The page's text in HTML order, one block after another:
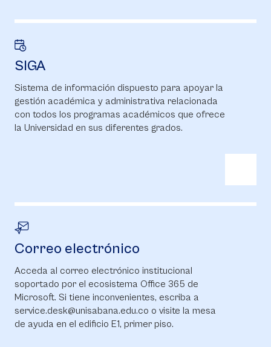
SIGA
Sistema de información dispuesto para apoyar la
gestión académica y administrativa relacionada
con todos los programas académicos que ofrece
la Universidad en sus diferentes grados.
Correo electrónico
Acceda al correo electrónico institucional
soportado por el ecosistema Office 365 de
Microsoft. Si tiene inconvenientes, escriba a
service.desk@unisabana.edu.co o visite la mesa
de ayuda en el edificio E1, primer piso.